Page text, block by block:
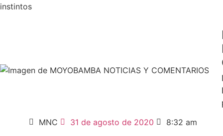
instintos
MNC
31 de agosto de 2020 8:32 am